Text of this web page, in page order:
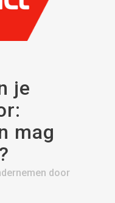
je
mag
door